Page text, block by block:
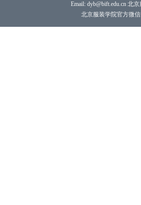
Email: dyb@bift.edu.cn 北
北京服装学院官方微信